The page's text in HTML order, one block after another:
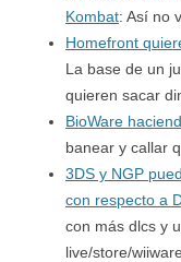
Kombat: Así no
Homefront
La base de un
quieren sacar
BioWare
banear y callar
3DS y NGP
con respecto a
con más dlcs y
live/store/